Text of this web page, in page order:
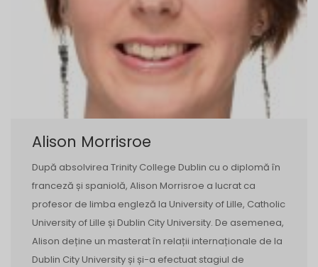
Alison Morrisroe
După absolvirea Trinity College Dublin cu o diplomă în
franceză și spaniolă, Alison Morrisroe a lucrat ca
profesor de limba engleză la University of Lille, Catholic
University of Lille și Dublin City University. De asemenea,
Alison deține un masterat în relații internaționale de la
Dublin City University și și-a efectuat stagiul de